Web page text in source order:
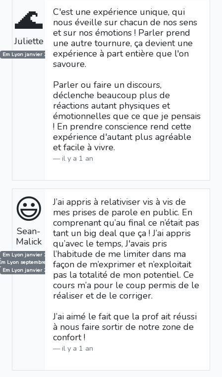
🌊
Juliette
Em Lyon janvier 2025
C'est une expérience unique, qui
nous éveille sur chacun de nos sens
et sur nos émotions ! Parler prend
une autre tournure, ça devient une
expérience à part entière que l'on
savoure.
Parler ou faire un discours,
déclenche beaucoup plus de
réactions autant physiques et
émotionnelles que ce que je pensais
! En prendre conscience rend cette
expérience d'autant plus agréable
et facile à vivre.
il y a 1 an
😃
Sean-
Malick
Em Lyon janvier 2025
Lyon septembre 2025
Em Lyon janvier 2026
J’ai appris à relativiser vis à vis de
mes prises de parole en public. En
comprenant qu’au final ce n’était pas
tant un big deal que ça ! J’ai appris
qu’avec le temps, J'avais pris
l’habitude de me limiter dans ma
façon de m’exprimer et n’exploitait
pas la totalité de mon potentiel. Ce
cours m’a pour le coup permis de le
réaliser et de le corriger.
J’ai aimé le fait que la prof ait réussi
à nous faire sortir de notre zone de
confort !
il y a 1 an